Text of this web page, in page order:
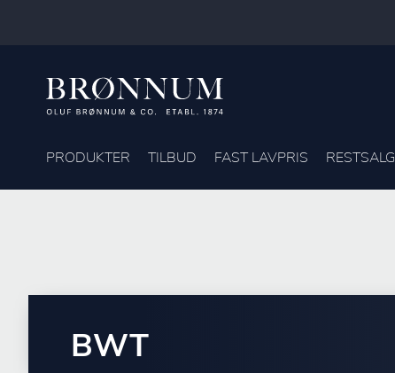
PRODUKTER TILBUD FAST LAVPRIS RESTSALG
BWT